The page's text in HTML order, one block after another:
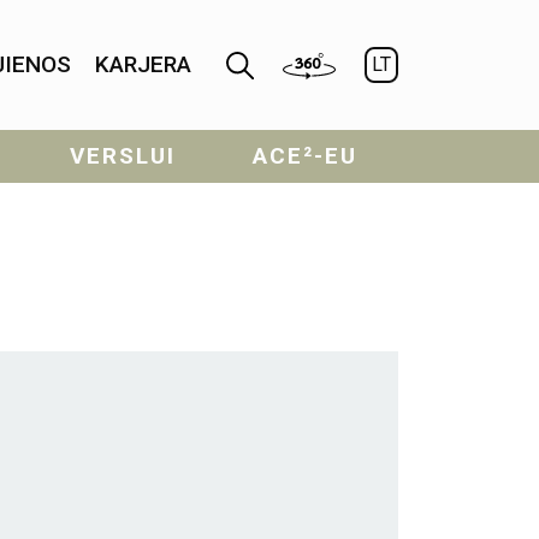
KARJERA LT
VERSLUI ACE²-EU